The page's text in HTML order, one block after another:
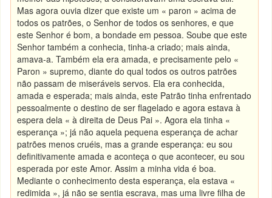
Mas agora ouvia dizer que existe um « paron » acima de
todos os patrões, o Senhor de todos os senhores, e que
este Senhor é bom, a bondade em pessoa. Soube que este
Senhor também a conhecia, tinha-a criado; mais ainda,
amava-a. Também ela era amada, e precisamente pelo «
Paron » supremo, diante do qual todos os outros patrões
não passam de miseráveis servos. Ela era conhecida,
amada e esperada; mais ainda, este Patrão tinha enfrentado
pessoalmente o destino de ser flagelado e agora estava à
espera dela « à direita de Deus Pai ». Agora ela tinha «
esperança »; já não aquela pequena esperança de achar
patrões menos cruéis, mas a grande esperança: eu sou
definitivamente amada e aconteça o que acontecer, eu sou
esperada por este Amor. Assim a minha vida é boa.
Mediante o conhecimento desta esperança, ela estava «
redimida », já não se sentia escrava, mas uma livre filha de